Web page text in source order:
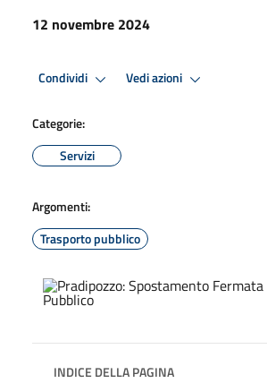
12 novembre 2024
Condividi Vedi azioni
Categorie:
Servizi
Argomenti:
Trasporto pubblico
INDICE DELLA PAGINA